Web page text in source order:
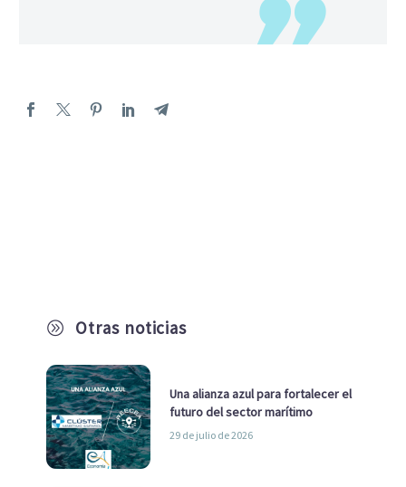
A Otras noticias
Una alianza azul para fortalecer el
futuro del sector marítimo
29 de julio de 2026